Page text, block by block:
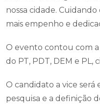
nossa cidade.
mais empenho e
O evento contou com
do PT, PDT, DEM e PL,
O candidato a vice
pesquisa e a definição